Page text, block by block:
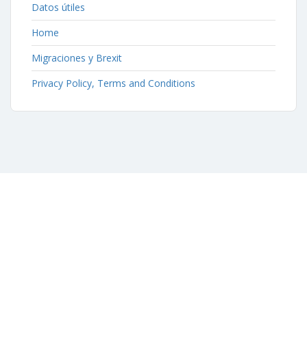
Datos útiles
Home
Migraciones y Brexit
Privacy Policy, Terms and Conditions